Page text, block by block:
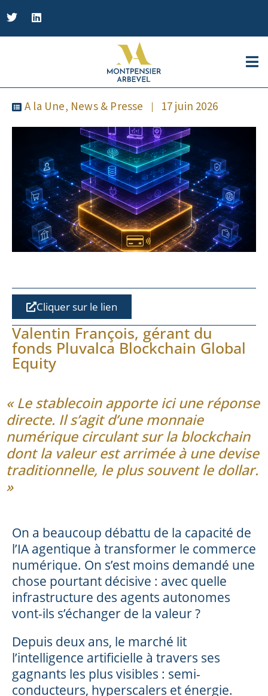
A la Une, News & Presse 17 juin 2026
Cliquer sur le lien
Valentin François, gérant du
fonds Pluvalca Blockchain Global
Equity
« Le stablecoin apporte ici une réponse
directe. Il s’agit d’une monnaie
numérique circulant sur la blockchain
dont la valeur est arrimée à une devise
traditionnelle, le plus souvent le dollar.
»
On a beaucoup débattu de la capacité de
l’IA agentique à transformer le commerce
numérique. On s’est moins demandé une
chose pourtant décisive : avec quelle
infrastructure des agents autonomes
vont-ils s’échanger de la valeur ?
Depuis deux ans, le marché lit
l’intelligence artificielle à travers ses
gagnants les plus visibles : semi-
conducteurs, hyperscalers et énergie.